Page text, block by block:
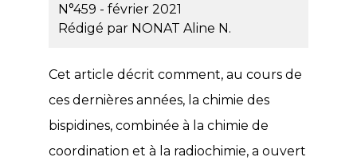
N°459 - février 2021
Rédigé par NONAT Aline N.
Cet article décrit comment, au cours de
ces dernières années, la chimie des
bispidines, combinée à la chimie de
coordination et à la radiochimie, a ouvert